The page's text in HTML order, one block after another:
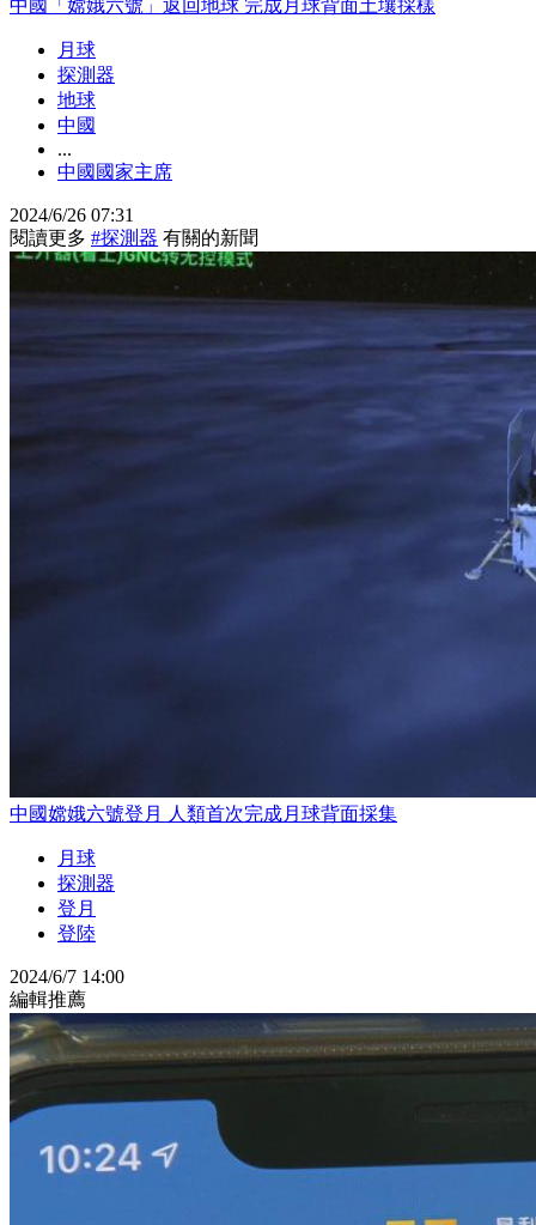
中國「嫦娥六號」返回地球 完成月球背面土壤採樣
月球
探測器
地球
中國
...
中國國家主席
2024/6/26 07:31
閱讀更多 #探測器 有關的新聞
中國嫦娥六號登月 人類首次完成月球背面採集
月球
探測器
登月
登陸
2024/6/7 14:00
編輯推薦